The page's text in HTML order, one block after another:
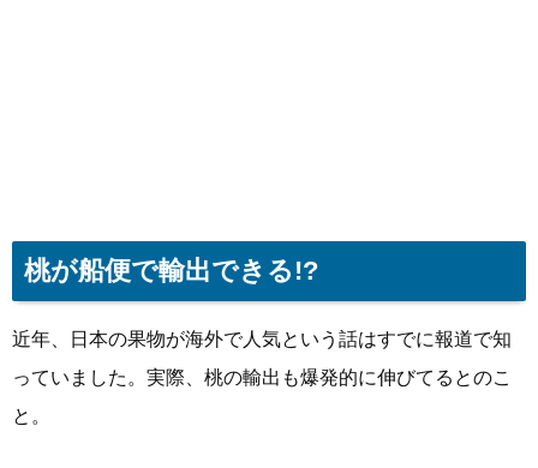
桃が船便で輸出できる!?
近年、日本の果物が海外で人気という話はすでに報道で知
っていました。実際、桃の輸出も爆発的に伸びてるとのこ
と。